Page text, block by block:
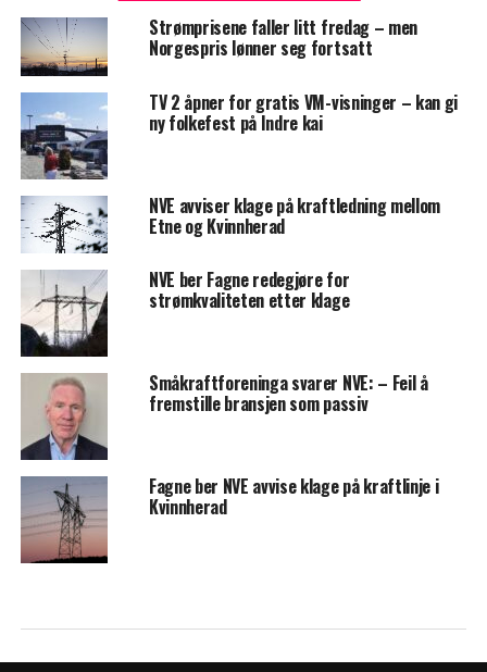
Strømprisene faller litt fredag – men
Norgespris lønner seg fortsatt
TV 2 åpner for gratis VM-visninger – kan gi
ny folkefest på Indre kai
NVE avviser klage på kraftledning mellom
Etne og Kvinnherad
NVE ber Fagne redegjøre for
strømkvaliteten etter klage
Småkraftforeninga svarer NVE: – Feil å
fremstille bransjen som passiv
Fagne ber NVE avvise klage på kraftlinje i
Kvinnherad